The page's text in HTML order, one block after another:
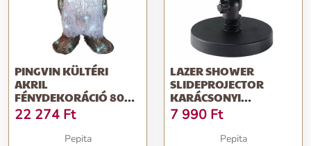
PINGVIN KÜLTÉRI
AKRIL
FÉNYDEKORÁCIÓ 80
LED-DEL, 8
FÉNYJÁTÉKKAL, F...
22 274 Ft
Pepita
LAZER SHOWER
SLIDEPROJECTOR
KARÁCSONYI
FÉNYJÁTÉK 12
MINTÁVAL- AZ...
7 990 Ft
Pepita